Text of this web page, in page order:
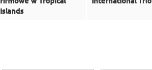
Islands